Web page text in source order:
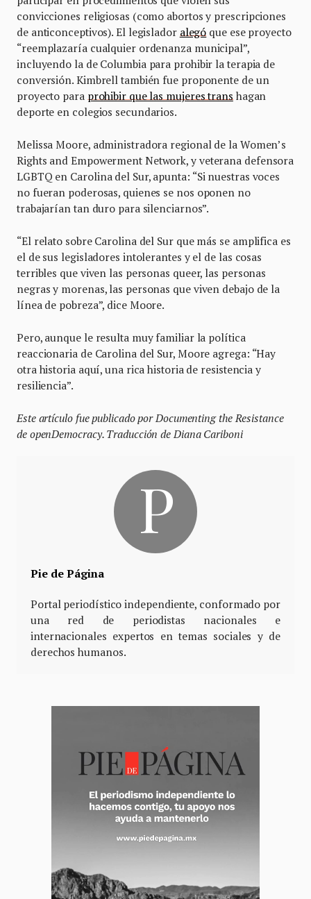
convicciones religiosas (como abortos y prescripciones
de anticonceptivos). El legislador alegó que ese proyecto
“reemplazaría cualquier ordenanza municipal”,
incluyendo la de Columbia para prohibir la terapia de
conversión. Kimbrell también fue proponente de un
proyecto para prohibir que las mujeres transhagan
deporte en colegios secundarios.
Melissa Moore, administradora regional de la Women’s
Rights and Empowerment Network, y veterana defensora
LGBTQ en Carolina del Sur, apunta: “Si nuestras voces
no fueran poderosas, quienes se nos oponen no
trabajarían tan duro para silenciarnos”.
“El relato sobre Carolina del Sur que más se amplifica es
el de sus legisladores intolerantes y el de las cosas
terribles que viven las personas queer, las personas
negras y morenas, las personas que viven debajo de la
línea de pobreza”, dice Moore.
Pero, aunque le resulta muy familiar la política
reaccionaria de Carolina del Sur, Moore agrega: “Hay
otra historia aquí, una rica historia de resistencia y
resiliencia”.
Este artículo fue publicado por Documenting the Resistance
de openDemocracy. Traducción de Diana Cariboni
Pie de Página
Portal periodístico independiente, conformado por
una red de periodistas nacionales e
internacionales expertos en temas sociales y de
derechos humanos.